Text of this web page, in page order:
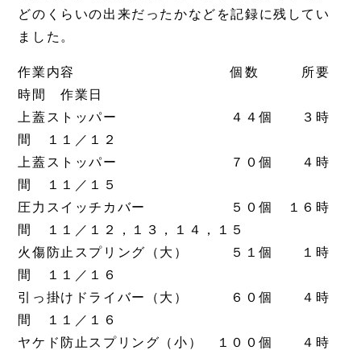
どのくらいの出来だったかなどを記録に残してい
ました。
作業内容 個数 所要
時間 作業日
上蓋ストッパー ４４個 ３時
間 １１／１２
上蓋ストッパー ７０個 ４時
間 １１／１５
圧力スイッチカバー ５０個 １６時
間 １１／１２，１３，１４，１５
火傷防止スプリング（大） ５１個 １時
間 １１／１６
引っ掛けドライバー（大） ６０個 ４時
間 １１／１６
ヤケド防止スプリング（小） １００個 ４時